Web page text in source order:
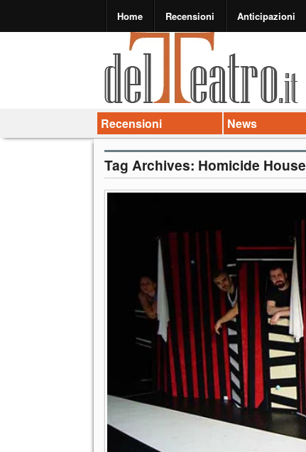
Home Recensioni Anticipazioni
Recensioni News
Tag Archives: Homicide House